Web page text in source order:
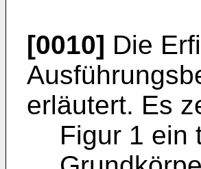
[0010] Die
erläutert. Es
Figur 1 ein